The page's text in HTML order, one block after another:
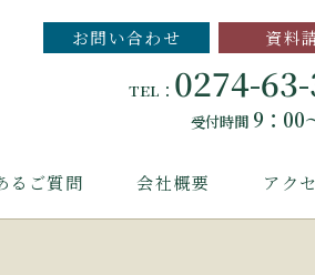
お問い合わせ 資料
TEL： 0274-
受付時間 9：00
るご質問 会社概要 アク